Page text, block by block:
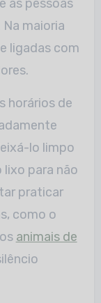
as pessoas
maioria
ligadas com
horários de
lo limpo
para não
praticar
como o
animais de